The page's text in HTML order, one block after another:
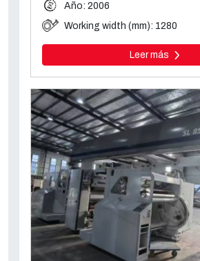
Año: 2006
Working width (mm): 1280
Leer más